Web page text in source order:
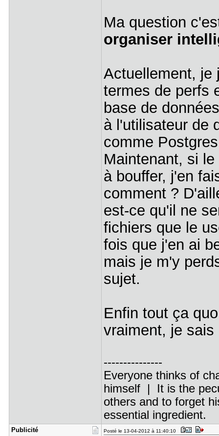
Ma question
organiser
Actuellement, je
termes de perfs
base de
à l'utilisateur de
comme
Maintenant, si
à bouffer, j'en
comment ?
est-ce qu'il ne
fichiers que le
fois que j'en ai
mais je m'y
sujet.
Enfin tout ça
vraiment, je sais
---------------
Everyone thinks of
himself | It is the
others and to forget
essential ingredient.
Publicité Posté le 13-04-2012 à 11:40:10